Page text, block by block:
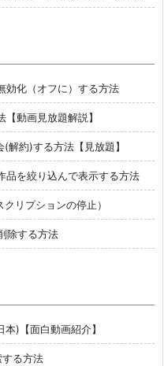
効化（オフに）する方法
動画見放題解説】
約)する方法【見放題】
を絞り込んで表示する方法
リプションの停止）
除する方法
)【面白動画紹介】
る方法